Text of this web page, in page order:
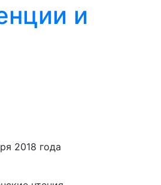
и
2018 года